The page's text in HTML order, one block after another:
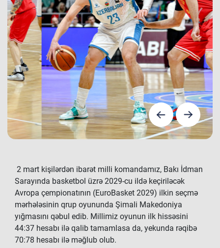
2 mart kişilərdən ibarət milli komandamız, Bakı İdman
Sarayında basketbol üzrə 2029-cu ildə keçiriləcək
Avropa çempionatının (EuroBasket 2029) ilkin seçmə
mərhələsinin qrup oyununda Şimali Makedoniya
yığmasını qəbul edib. Millimiz oyunun ilk hissəsini
44:37 hesabı ilə qalib tamamlasa da, yekunda rəqibə
70:78 hesabı ilə məğlub olub.